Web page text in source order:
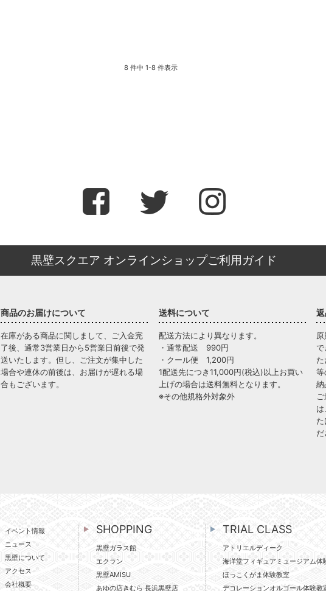
8 件中 1-8 件表示
黒壁スクエア オンラインショップご利用ガイド
商品のお届けについて
在庫がある商品に関しまして、ご入金完
了後、通常3営業日から5営業日前後で発
送いたします。但し、ご注文が集中した
場合や連休の前後は、お届けが遅れる場
合もございます。
送料について
配送方法により異なります。
・通常配送 990円
・クール便 1,200円
1配送先につき11,000円(税込)以上お買い
上げの場合は送料無料となります。
※その他規格外対象外
で
等
納
だ
イベント情報
ニュース
黒壁について
アクセス
会社概要
SHOPPING
黒壁ガラス館
エクラン
黒壁AMISU
あゆの店きむら 長浜黒壁店
TRIAL CLASS
アトリエルディーク
海洋堂フィギュアミュージアム体
ほっこくがま体験教室
デコレーションオルゴール体験教